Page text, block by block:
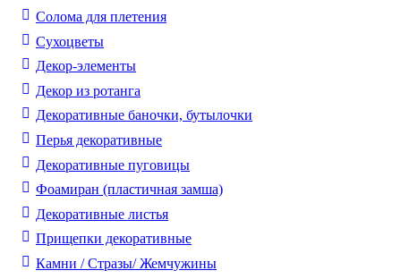
Солома для плетения
Cухоцветы
Декор-элементы
Декор из ротанга
Декоративные баночки, бутылочки
Перья декоративные
Декоративные пуговицы
Фоамиран (пластичная замша)
Декоративные листья
Прищепки декоративные
Камни / Cтразы/ Жемчужины